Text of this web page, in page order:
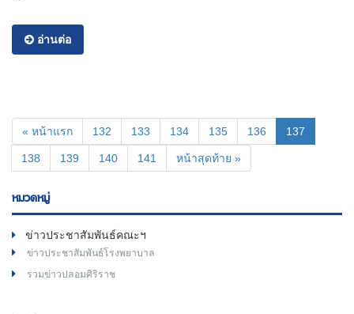
อ่านต่อ
« หน้าแรก 132 133 134 135 136 137
138 139 140 141 หน้าสุดท้าย »
หมวดหมู่
ข่าวประชาสัมพันธ์คณะฯ
ข่าวประชาสัมพันธ์โรงพยาบาล
รวมข่าวปลอมศิริราช